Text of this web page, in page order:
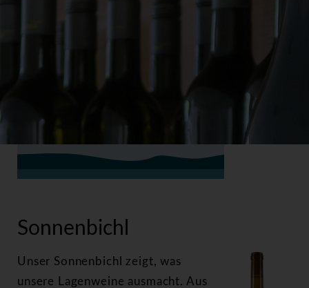
Sonnenbichl
Unser Sonnenbichl zeigt, was
unsere Lagenweine ausmacht. Aus